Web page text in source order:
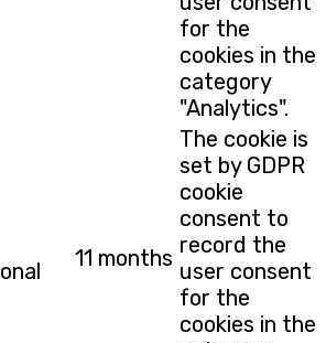
for the
cookies in the
category
"Analytics".
11 months
The cookie is
set by GDPR
cookie
consent to
record the
user consent
for the
cookies in the